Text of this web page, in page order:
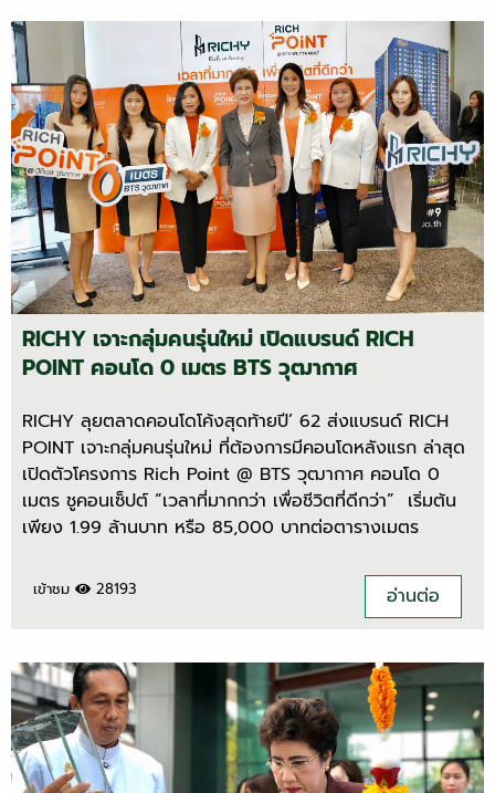
RICHY เจาะกลุ่มคนรุ่นใหม่ เปิดแบรนด์ RICH
POINT คอนโด 0 เมตร BTS วุฒากาศ
RICHY ลุยตลาดคอนโดโค้งสุดท้ายปี’ 62 ส่งแบรนด์ RICH
POINT เจาะกลุ่มคนรุ่นใหม่ ที่ต้องการมีคอนโดหลังแรก ล่าสุด
เปิดตัวโครงการ Rich Point @ BTS วุฒากาศ คอนโด 0
เมตร ชูคอนเซ็ปต์ “เวลาที่มากกว่า เพื่อชีวิตที่ดีกว่า” เริ่มต้น
เพียง 1.99 ล้านบาท หรือ 85,000 บาทต่อตารางเมตร
เข้าชม 28193 อ่านต่อ